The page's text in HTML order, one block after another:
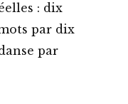
: dix
par dix
par